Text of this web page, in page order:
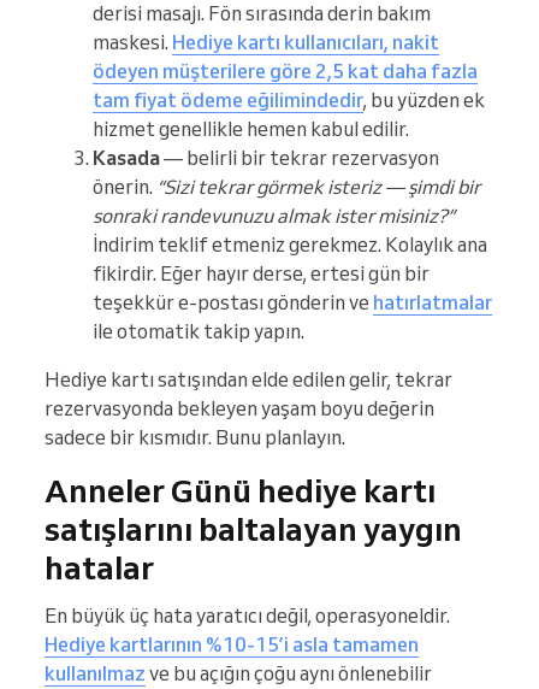
derisi masajı. Fön sırasında derin bakım
maskesi. Hediye kartı kullanıcıları, nakit
ödeyen müşterilere göre 2,5 kat daha fazla
tam fiyat ödeme eğilimindedir, bu yüzden ek
hizmet genellikle hemen kabul edilir.
Kasada— belirli bir tekrar rezervasyon
önerin. “Sizi tekrar görmek isteriz — şimdi bir
sonraki randevunuzu almak ister misiniz?”
İndirim teklif etmeniz gerekmez. Kolaylık ana
fikirdir. Eğer hayır derse, ertesi gün bir
teşekkür e-postası gönderin ve hatırlatmalar
ile otomatik takip yapın.
Hediye kartı satışından elde edilen gelir, tekrar
rezervasyonda bekleyen yaşam boyu değerin
sadece bir kısmıdır. Bunu planlayın.
Anneler Günü hediye kartı
satışlarını baltalayan yaygın
hatalar
En büyük üç hata yaratıcı değil, operasyoneldir.
Hediye kartlarının %10-15’i asla tamamen
kullanılmaz ve bu açığın çoğu aynı önlenebilir